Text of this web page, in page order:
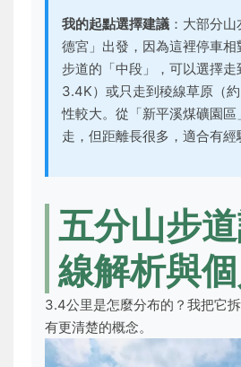
我的起點選擇建議 ：大部分
德宮」出發，因為這裡停車相
步道的「中段」，可以選擇走
3.4K）或只走到稜線草原（
性較大。從「新平溪煤礦園區
走，但距離長很多，適合有經
五分山步
線解析與
3.4公里是怎麼分布的？我把它
有更清楚的概念。